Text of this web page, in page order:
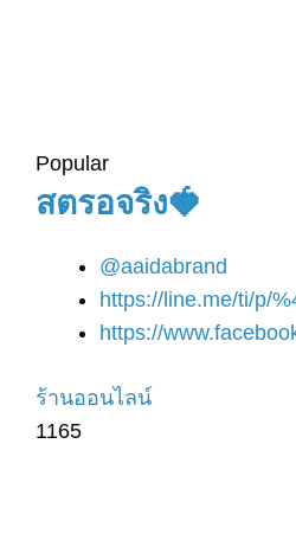
Popular
สตรอจริง🍓
@aaidabrand
https://line.me/ti/p/
https://
ร้านออนไลน์
1165